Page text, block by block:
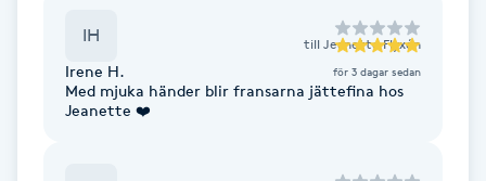
Fransförlängning Megavolym
IH till Jeanette Flyxén
Irene H. för 3 dagar sedan
Med mjuka händer blir fransarna jättefina hos
Jeanette ❤️